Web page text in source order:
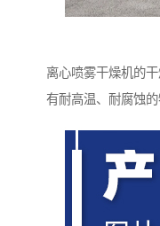
离心喷雾干燥机的
有耐高温、耐腐蚀的